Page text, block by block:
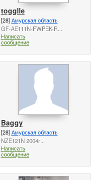
togglle
[28]Амурская область
GF-AE111N-FWPEK-R...
Написать
сообщение
Baggy
[28]Амурская область
NZE121N 2004г...
Написать
сообщение